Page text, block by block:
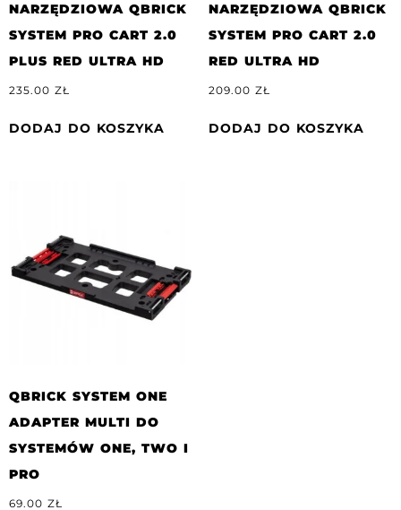
NARZĘDZIOWA QBRICK
SYSTEM PRO CART 2.0
PLUS RED ULTRA HD
235.00 ZŁ
DODAJ DO KOSZYKA
NARZĘDZIOWA QBRICK
SYSTEM PRO CART 2.0
RED ULTRA HD
209.00 ZŁ
DODAJ DO KOSZYKA
QBRICK SYSTEM ONE
ADAPTER MULTI DO
SYSTEMÓW ONE, TWO I
PRO
69.00 ZŁ